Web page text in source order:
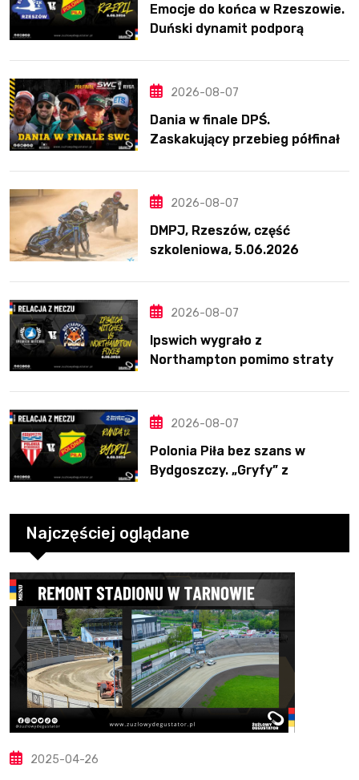
Emocje do końca w Rzeszowie.
Duński dynamit podporą
2026-08-07
Dania w finale DPŚ.
Zaskakujący przebieg półfinału
2026-08-07
DMPJ, Rzeszów, część
szkoleniowa, 5.06.2026
2026-08-07
Ipswich wygrało z
Northampton pomimo straty
2026-08-07
Polonia Piła bez szans w
Bydgoszczy. „Gryfy” z
Najczęściej oglądane
2025-04-26